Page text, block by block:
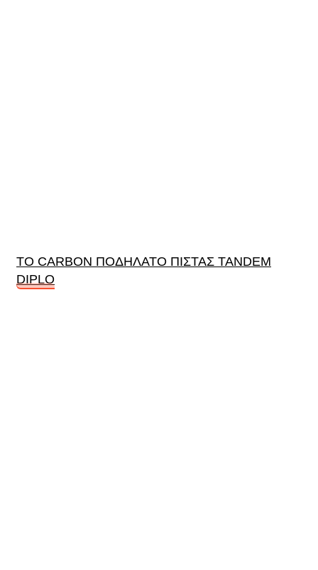
ΤΟ CARBON ΠΟΔΗΛΑΤΟ ΠΙΣΤΑΣ TANDEM
DIPLO